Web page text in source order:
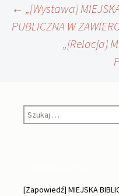
wpisu
← „[Wystawa]
PUBLICZNA W
„[Relacja]
Szukaj:
[Zapowiedź] MIEJSKA